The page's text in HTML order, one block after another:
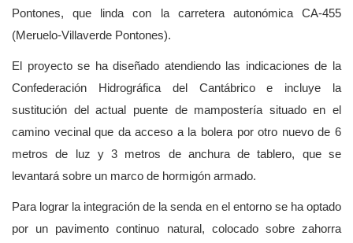
Pontones, que linda con la carretera autonómica CA-455
(Meruelo-Villaverde Pontones).
El proyecto se ha diseñado atendiendo las indicaciones de la
Confederación Hidrográfica del Cantábrico e incluye la
sustitución del actual puente de mampostería situado en el
camino vecinal que da acceso a la bolera por otro nuevo de 6
metros de luz y 3 metros de anchura de tablero, que se
levantará sobre un marco de hormigón armado.
Para lograr la integración de la senda en el entorno se ha optado
por un pavimento continuo natural, colocado sobre zahorra